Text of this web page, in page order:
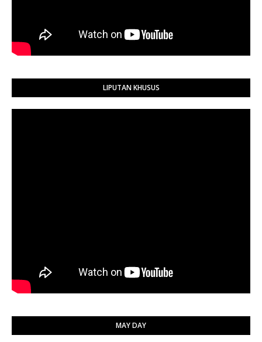
LIPUTAN KHUSUS
MAY DAY